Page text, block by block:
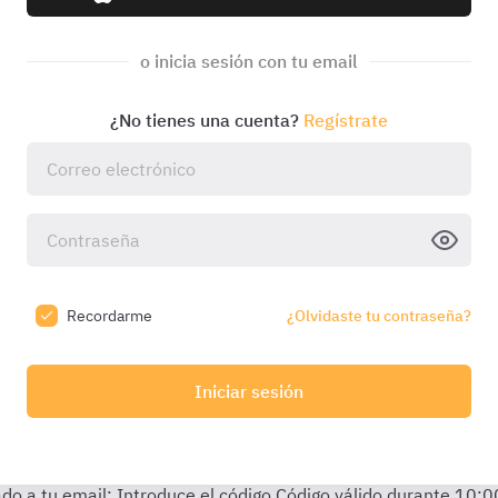
o inicia sesión con tu email
¿No tienes una cuenta? Regístrate
Recordarme ¿Olvidaste tu contraseña?
Iniciar sesión